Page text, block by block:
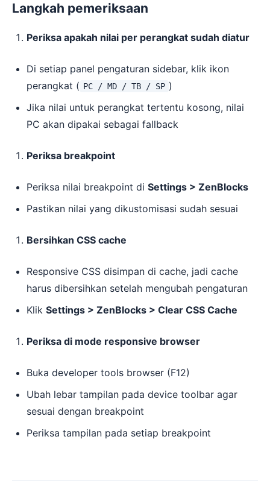
Langkah pemeriksaan
Periksa apakah nilai per perangkat sudah diatur
Di setiap panel pengaturan sidebar, klik ikon
perangkat ( PC / MD / TB / SP )
Jika nilai untuk perangkat tertentu kosong, nilai
PC akan dipakai sebagai fallback
Periksa breakpoint
Periksa nilai breakpoint di Settings > ZenBlocks
Pastikan nilai yang dikustomisasi sudah sesuai
Bersihkan CSS cache
Responsive CSS disimpan di cache, jadi cache
harus dibersihkan setelah mengubah pengaturan
Klik Settings > ZenBlocks > Clear CSS Cache
Periksa di mode responsive browser
Buka developer tools browser (F12)
Ubah lebar tampilan pada device toolbar agar
sesuai dengan breakpoint
Periksa tampilan pada setiap breakpoint